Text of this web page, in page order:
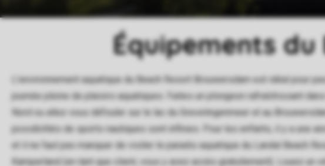
Équipements
L'environnement aquatique du Beach Resort Brouwersdam est idéal pour
journée pleine de plaisirs aquatiques. Faites un plongeon rafraîchissant
Nord ou allez vous défouler sur le lac du Grevelingenmeer et au
possibilités de sports nautiques sont infinies. Pour les enfants, il y a une
et il ne faut pas manquer de visiter le paradis aquatique du Landal Beach
Kamperland (en tant que client, vous y avez accès gratuitement). Louez un